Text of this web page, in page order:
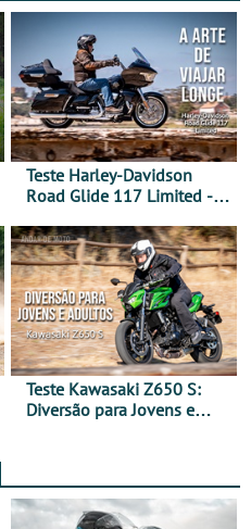
Teste Harley-Davidson
Road Glide 117 Limited - A
Teste Kawasaki Z650 S:
Diversão para Jovens e